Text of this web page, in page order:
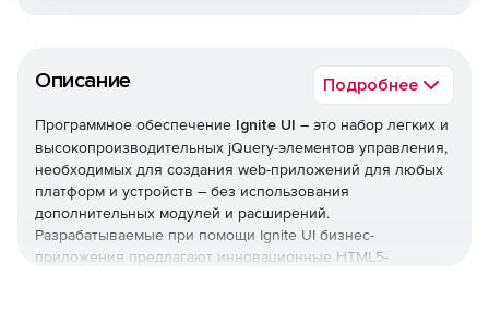
Описание Подробнее
Программное обеспечение Ignite UI – это набор легких и
высокопроизводительных jQuery-элементов управления,
необходимых для создания web-приложений для любых
платформ и устройств – без использования
дополнительных модулей и расширений.
Разрабатываемые при помощи Ignite UI бизнес-
приложения предлагают инновационные HTML5-